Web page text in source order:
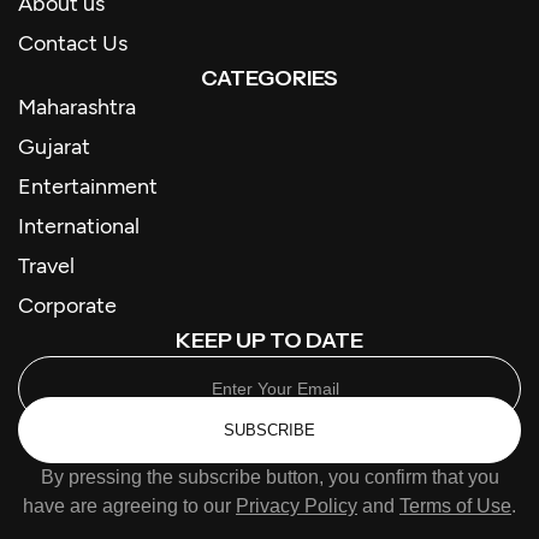
Contact Us
CATEGORIES
Maharashtra
Gujarat
Entertainment
International
Travel
Corporate
KEEP UP TO DATE
SUBSCRIBE
By pressing the subscribe button, you confirm that you
have are agreeing to our Privacy Policy and Terms of Use.